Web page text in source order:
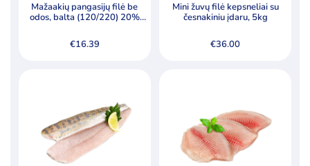
Mažaakių pangasijų filė be
odos, balta (120/220) 20%
€16.39
Mini žuvų filė kepsneliai su
česnakiniu įdaru, 5kg
€36.00